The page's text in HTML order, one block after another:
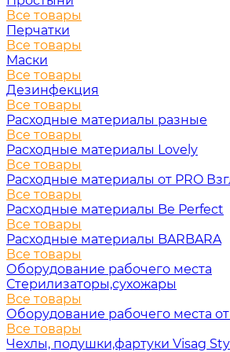
Все товары
Перчатки
Все товары
Маски
Все товары
Дезинфекция
Все товары
Расходные материалы разные
Все товары
Расходные материалы Lovely
Все товары
Расходные материалы от PRO
Все товары
Расходные материалы Be Perfect
Все товары
Расходные материалы BARBARA
Все товары
Оборудование рабочего места
Стерилизаторы,сухожары
Все товары
Оборудование рабочего места
Все товары
Чехлы, подушки,фартуки Visag